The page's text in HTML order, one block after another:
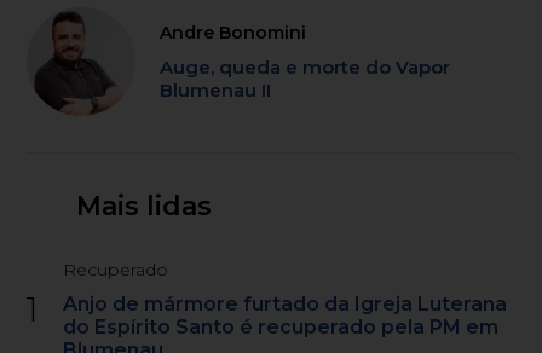
Andre Bonomini
Auge, queda e morte do Vapor
Blumenau II
Mais lidas
1
Recuperado
Anjo de mármore furtado da Igreja Luterana
do Espírito Santo é recuperado pela PM em